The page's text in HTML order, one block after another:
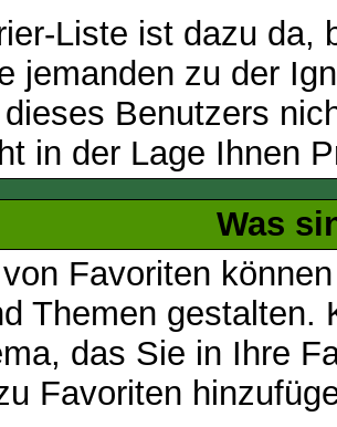
Liste ist dazu da,
jemanden zu der
Benutzers
in der Lage Ihnen
Was
Favoriten
Themen
das Sie in Ihre
Favoriten